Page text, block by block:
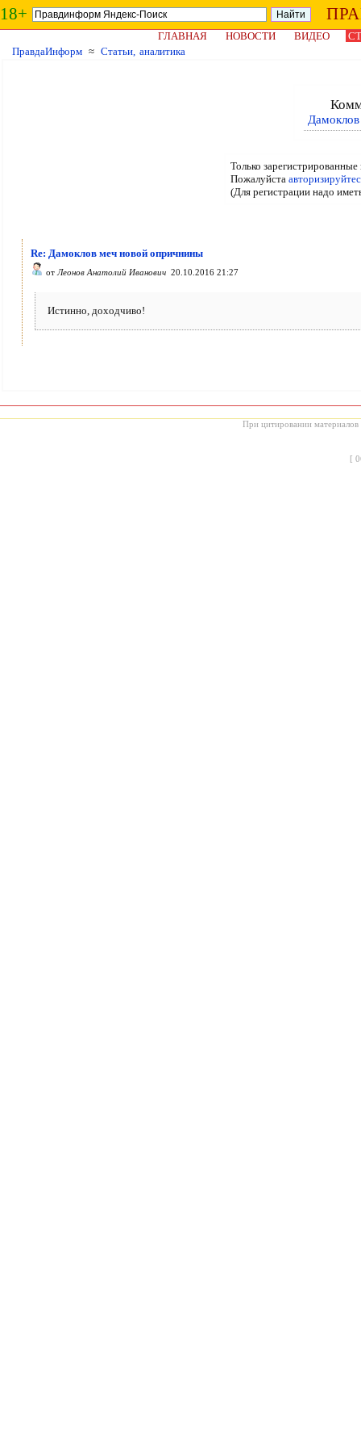
18+
ГЛАВНАЯ НОВОСТИ ВИДЕО
ПравдаИнформ ≈ Статьи, аналитика
Только
Пожалуйста
(Для регистрации надо
Re: Дамоклов меч новой опричнины
от Леонов Анатолий Иванович 20.10.2016 21:27
Истинно, доходчиво!
При цитировании материалов
[